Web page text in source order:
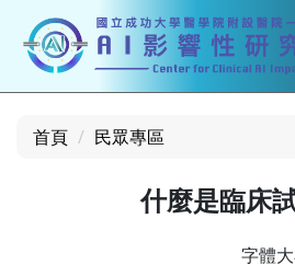
到
要
首頁 民眾專區
什麼是臨床
字體